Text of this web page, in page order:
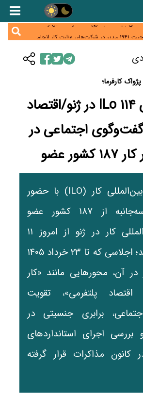
کاهش عرضه مسکن اجاره‌ای؛ دولت
باید مطالبه‌گری، دقت و استقلال را
خود قرار دهداحراز صلاحیت ۱۹۴۱ مدیر در شرکت‌های وزارت کار انجام
شایسته‌سالاری زیر فشار؟
موبایل گران می‌شود؟ هزینه واردات ۱۰ برابر شد، ثبت
کارفرما؛
آغاز اجلاس ۱۱۴ ILo در ژنو/اقتصاد
اجتماعی در
عضو
اجلاس ۱۱۴ بین‌المللی کار (ILO) با حضور
هیأت‌های سه‌جانبه از ۱۸۷ کشور عضو
سازمان بین‌المللی کار در ژنو از امروز ۱۱
خرداد آغاز شد؛ اجلاسی که تا ۲۳ خرداد ۱۴۰۵
در آن، محورهایی مانند «کار
پلتفرمی»، تقویت
برابری جنسیتی در
اجرای استانداردهای
کانون مذاکرات قرار گرفته